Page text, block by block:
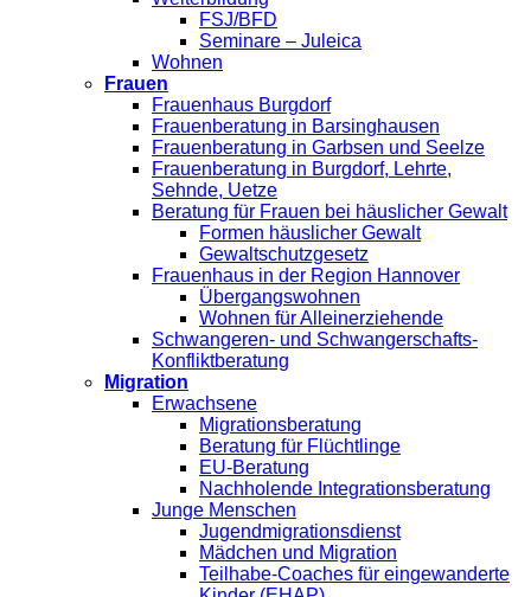
FSJ/BFD
Seminare – Juleica
Wohnen
Frauen
Frauenhaus Burgdorf
Frauenberatung in Barsinghausen
Frauenberatung in Garbsen und Seelze
Frauenberatung in Burgdorf, Lehrte,
Sehnde, Uetze
Beratung für Frauen bei häuslicher Gewalt
Formen häuslicher Gewalt
Gewaltschutzgesetz
Frauenhaus in der Region Hannover
Übergangswohnen
Wohnen für Alleinerziehende
Schwangeren- und Schwangerschafts-
Konfliktberatung
Migration
Erwachsene
Migrationsberatung
Beratung für Flüchtlinge
EU-Beratung
Nachholende Integrationsberatung
Junge Menschen
Jugendmigrationsdienst
Mädchen und Migration
Teilhabe-Coaches für eingewanderte